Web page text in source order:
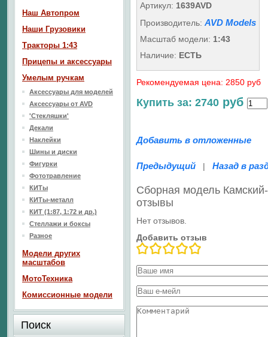
Артикул: 1639AVD
Производитель: AVD Models
Масштаб модели: 1:43
Наличие: ЕСТЬ
Рекомендуемая цена: 2850 руб
Купить за: 2740 руб
Добавить в отложенные
Предыдущий | Назад в
Сборная модель
отзывы
Нет отзывов.
Добавить отзыв
Наш Aвтопром
Наши Грузовики
Тракторы 1:43
Прицепы и аксессуары
Умелым ручкам
Аксессуары для моделей
Аксессуары от AVD
'Стекляшки'
Декали
Наклейки
Шины и диски
Фигурки
Фототравление
КИТы
КИТы-металл
КИТ (1:87, 1:72 и др.)
Стеллажи и боксы
Разное
Модели других
масштабов
МотоТехника
Комиссионные модели
Поиск